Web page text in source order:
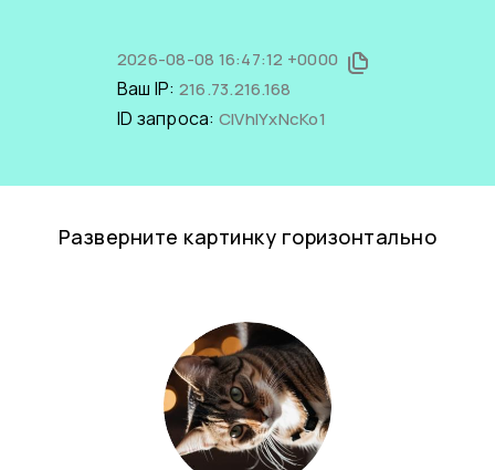
2026-08-08 16:47:12 +0000
Ваш IP: 216.73.216.168
ID запроса: ClVhlYxNcKo1
Разверните картинку горизонтально